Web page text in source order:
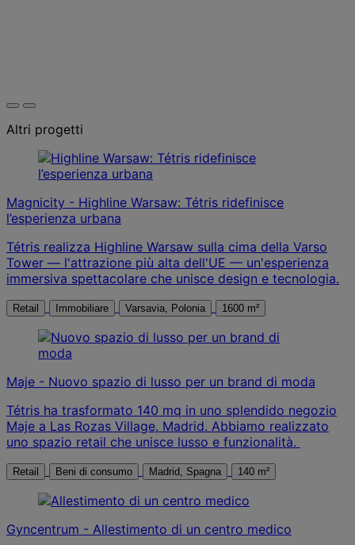
Altri progetti
Magnicity - Highline Warsaw: Tétris ridefinisce
l’esperienza urbana
Tétris realizza Highline Warsaw sulla cima della Varso
Tower — l'attrazione più alta dell'UE — un'esperienza
immersiva spettacolare che unisce design e tecnologia.
Retail Immobiliare Varsavia, Polonia 1600 m²
Maje - Nuovo spazio di lusso per un brand di moda
Tétris ha trasformato 140 mq in uno splendido negozio
Maje a Las Rozas Village, Madrid. Abbiamo realizzato
uno spazio retail che unisce lusso e funzionalità.
Retail Beni di consumo Madrid, Spagna 140 m²
Gyncentrum - Allestimento di un centro medico